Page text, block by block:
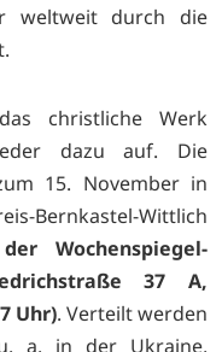
weltweit durch die
christliche Werk
dazu auf. Die
15. November in
Bernkastel-Wittlich
Wochenspiegel-
37 A,
Uhr). Verteilt werden
a. in der Ukraine,